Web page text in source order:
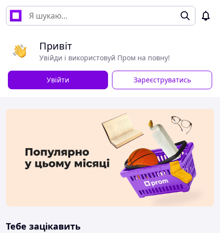
Привіт
Увійди і використовуй Пром на повну!
Увійти Зареєструватись
Тебе зацікавить